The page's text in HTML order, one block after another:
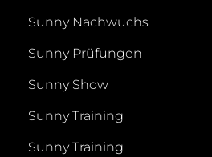
Sunny Nachwuchs
Sunny Prüfungen
Sunny Show
Sunny Training
Sunny Training